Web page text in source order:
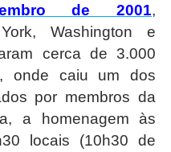
de 2001,
Washington e
cerca de 3.000
, onde caiu um dos
por membros da
a homenagem às
locais (10h30 de